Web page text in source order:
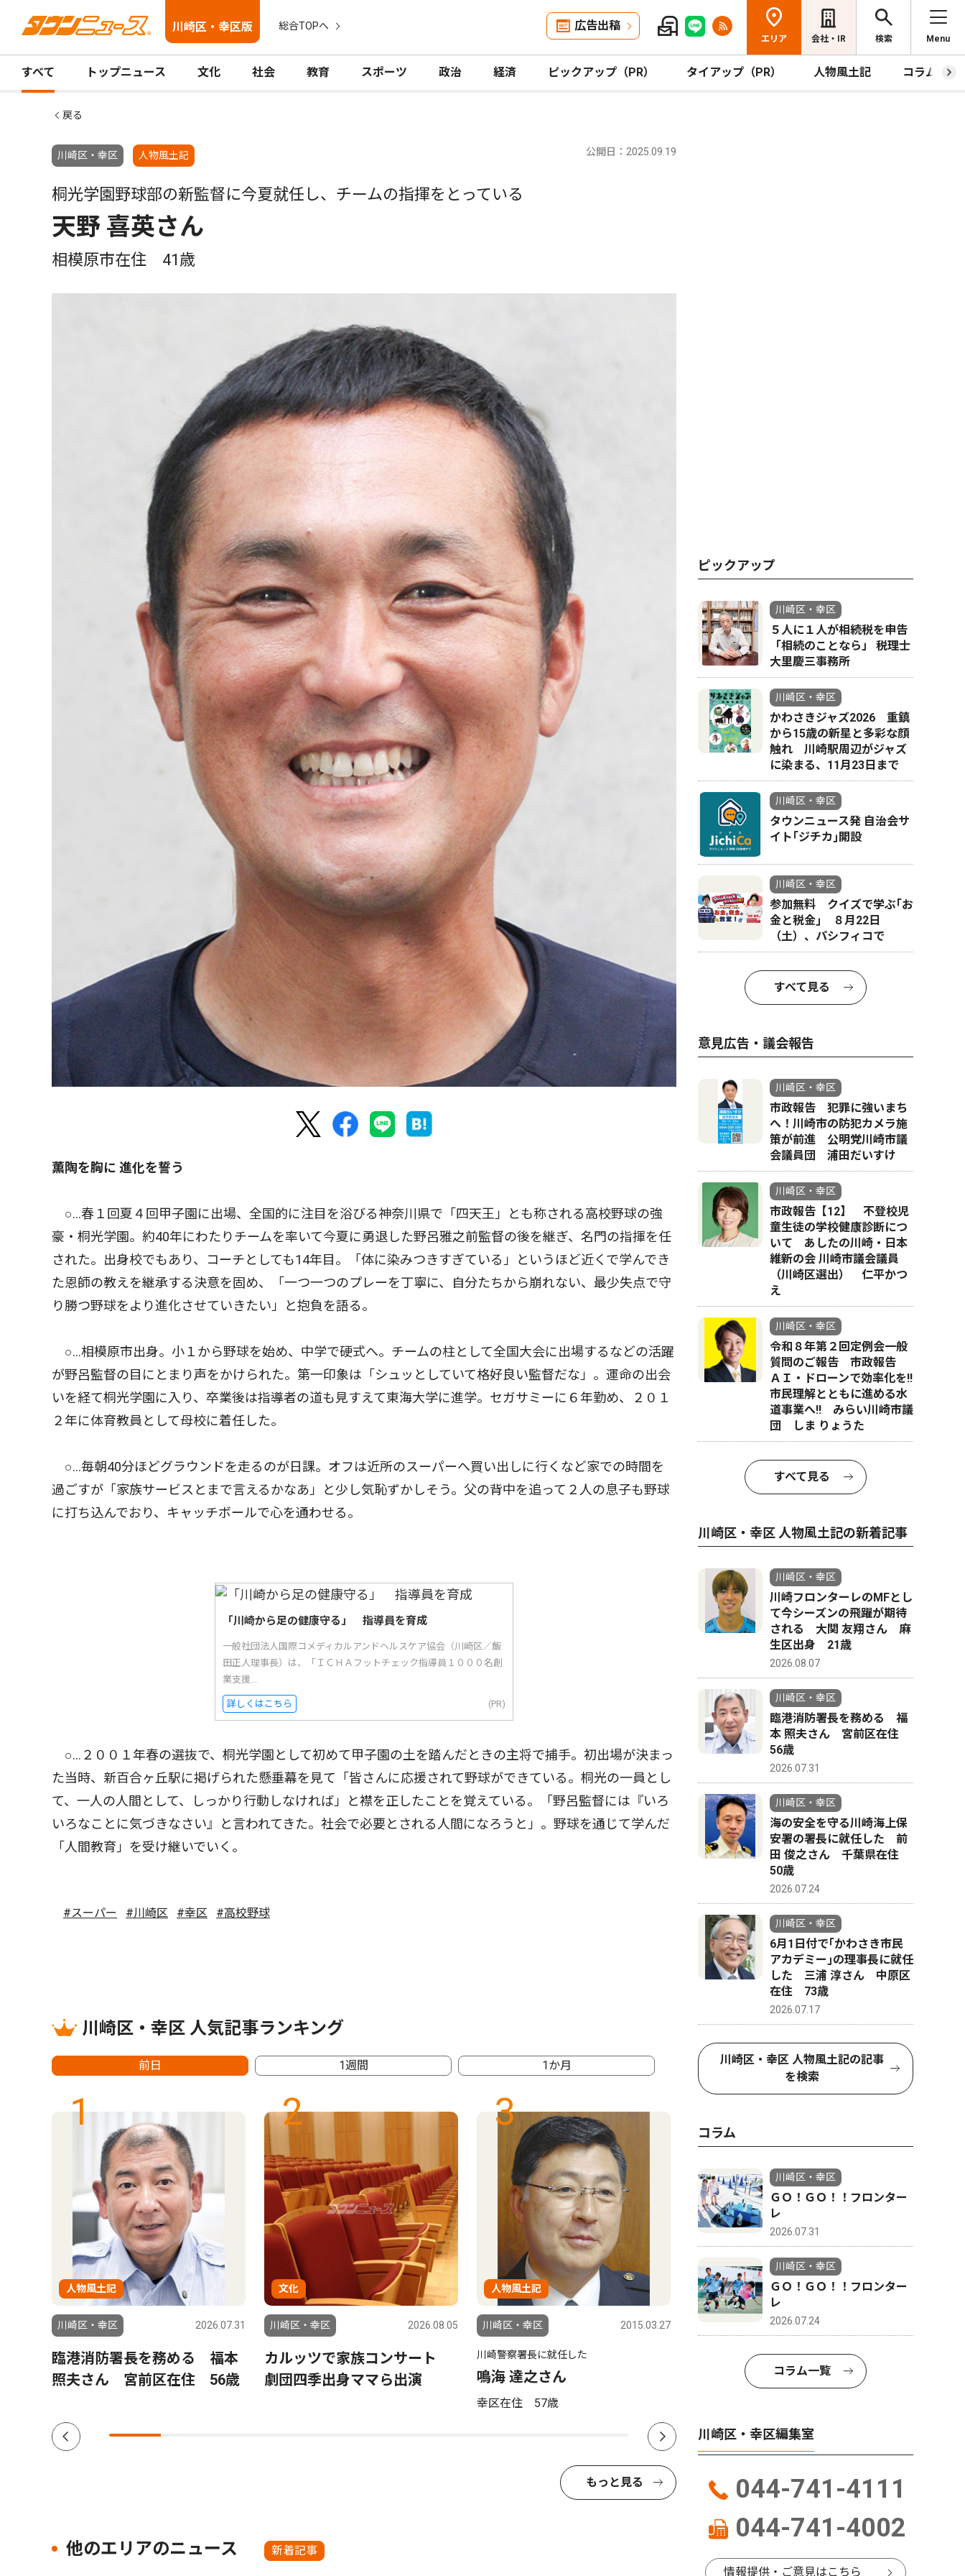
川崎区・幸区版 総合TOPへ 広告出稿
エリア 会社・IR 検索 Menu
すべて トップニュース 文化 社会 教育 スポーツ 政治 経済 ピックアップ（PR） タイアップ（PR） 人物風土記 コラム
戻る
川崎区・幸区 人物風土記 公開日：2025.09.19
桐光学園野球部の新監督に今夏就任し、チームの指揮をとっている
天野 喜英さん
相模原市在住 41歳
薫陶を胸に 進化を誓う
○…春１回夏４回甲子園に出場、全国的に注目を浴びる神奈川県で「四天王」とも称される高校野球の強
豪・桐光学園。約40年にわたりチームを率いて今夏に勇退した野呂雅之前監督の後を継ぎ、名門の指揮を任
された。出身校でもあり、コーチとしても14年目。「体に染みつきすぎている」というほど近くで学んでき
た恩師の教えを継承する決意を固め、「一つ一つのプレーを丁寧に、自分たちから崩れない、最少失点で守
り勝つ野球をより進化させていきたい」と抱負を語る。
○…相模原市出身。小１から野球を始め、中学で硬式へ。チームの柱として全国大会に出場するなどの活躍
が野呂監督の目にとまり声をかけられた。第一印象は「シュッとしていて格好良い監督だな」。運命の出会
いを経て桐光学園に入り、卒業後は指導者の道も見すえて東海大学に進学。セガサミーに６年勤め、２０１
２年に体育教員として母校に着任した。
○…毎朝40分ほどグラウンドを走るのが日課。オフは近所のスーパーへ買い出しに行くなど家での時間を
過ごすが「家族サービスとまで言えるかなあ」と少し気恥ずかしそう。父の背中を追って２人の息子も野球
に打ち込んでおり、キャッチボールで心を通わせる。
「川崎から足の健康守る」 指導員を育成
一般社団法人国際コメディカルアンドヘルスケア協会（川崎区／飯
田正人理事長）は、「ＩＣＨＡフットチェック指導員１０００名創
業支援...
詳しくはこちら (PR)
○…２００１年春の選抜で、桐光学園として初めて甲子園の土を踏んだときの主将で捕手。初出場が決まっ
た当時、新百合ヶ丘駅に掲げられた懸垂幕を見て「皆さんに応援されて野球ができている。桐光の一員とし
て、一人の人間として、しっかり行動しなければ」と襟を正したことを覚えている。「野呂監督には『いろ
いろなことに気づきなさい』と言われてきた。社会で必要とされる人間になろうと」。野球を通じて学んだ
「人間教育」を受け継いでいく。
#スーパー #川崎区 #幸区 #高校野球
川崎区・幸区 人気記事ランキング
前日 1週間 1か月
1
人物風土記
川崎区・幸区 2026.07.31
臨港消防署長を務める 福本
照夫さん 宮前区在住 56歳
2
文化
川崎区・幸区 2026.08.05
カルッツで家族コンサート
劇団四季出身ママら出演
3
人物風土記
川崎区・幸区 2015.03.27
川崎警察署長に就任した
鳴海 達之さん
幸区在住 57歳
教育
鉄の製造工程、間近に ＪＦ
Ｅで、夏休み工場見学会
もっと見る
他のエリアのニュース 新着記事
ピックアップ
川崎区・幸区
５人に１人が相続税を申告
「相続のことなら」 税理士
大里慶三事務所
川崎区・幸区
かわさきジャズ2026 重鎮
から15歳の新星と多彩な顔
触れ 川崎駅周辺がジャズ
に染まる、11月23日まで
川崎区・幸区
タウンニュース発 自治会サ
イト｢ジチカ｣開設
川崎区・幸区
参加無料 クイズで学ぶ｢お
金と税金｣ ８月22日
（土）、パシフィコで
すべて見る
意見広告・議会報告
川崎区・幸区
市政報告 犯罪に強いまち
へ！川崎市の防犯カメラ施
策が前進 公明党川崎市議
会議員団 浦田だいすけ
川崎区・幸区
市政報告【12】 不登校児
童生徒の学校健康診断につ
いて あしたの川崎・日本
維新の会 川崎市議会議員
（川崎区選出） 仁平かつ
え
川崎区・幸区
令和８年第２回定例会一般
質問のご報告 市政報告
ＡＩ・ドローンで効率化を!!
市民理解とともに進める水
道事業へ!! みらい川崎市議
団 しま りょうた
すべて見る
川崎区・幸区 人物風土記の新着記事
川崎区・幸区
川崎フロンターレのMFとし
て今シーズンの飛躍が期待
される 大関 友翔さん 麻
生区出身 21歳
2026.08.07
川崎区・幸区
臨港消防署長を務める 福
本 照夫さん 宮前区在住
56歳
2026.07.31
川崎区・幸区
海の安全を守る川崎海上保
安署の署長に就任した 前
田 俊之さん 千葉県在住
50歳
2026.07.24
川崎区・幸区
6月1日付で｢かわさき市民
アカデミー｣の理事長に就任
した 三浦 淳さん 中原区
在住 73歳
2026.07.17
川崎区・幸区 人物風土記の記事
を検索
コラム
川崎区・幸区
ＧＯ！ＧＯ！！フロンター
レ
2026.07.31
川崎区・幸区
ＧＯ！ＧＯ！！フロンター
レ
2026.07.24
コラム一覧
川崎区・幸区編集室
044-741-4111
044-741-4002
情報提供・ご意見はこちら